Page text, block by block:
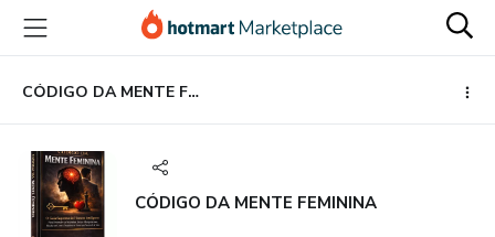
para
conteúdo
principal
para
pagamento
para
rodapé
CÓDIGO DA MENTE FEMININA
CÓDIGO DA MENTE FEMININA